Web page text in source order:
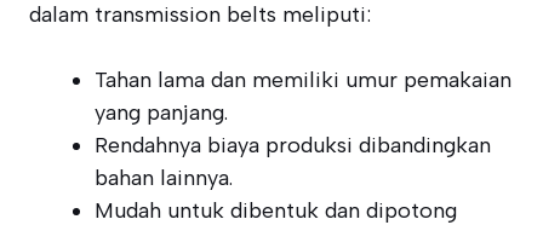
dalam transmission belts meliputi:
Tahan lama dan memiliki umur pemakaian
yang panjang.
Rendahnya biaya produksi dibandingkan
bahan lainnya.
Mudah untuk dibentuk dan dipotong